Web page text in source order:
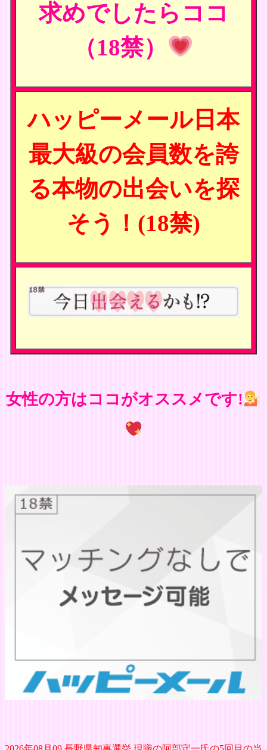
求めでしたらココ
（18禁）
ハッピーメール日本
最大級の会員数を誇
る本物の出会いを探
そう！(18禁)
女性の方はココがオススメです!